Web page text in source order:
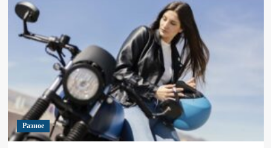
Разное